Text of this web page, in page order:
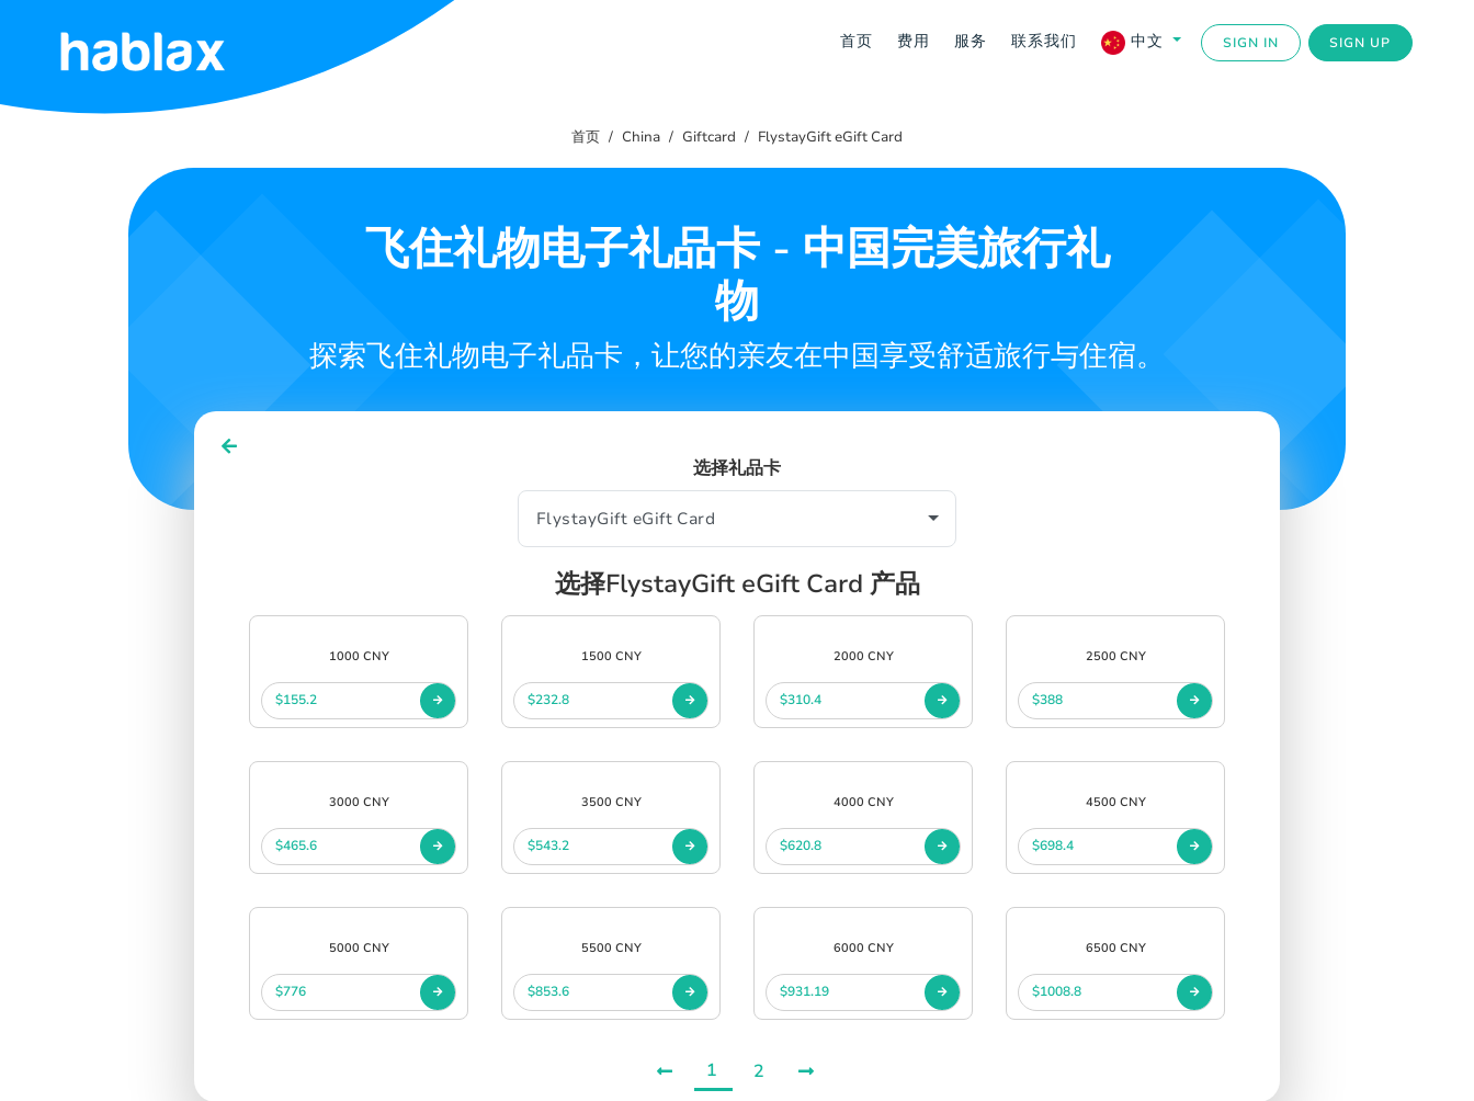
首页 费用 服务 联系我们 中文 SIGN IN SIGN UP
首
首页 China Giftcard FlystayGift eGift Card
飞住礼物电子礼品卡 - 中国完美旅行礼
物
探索飞住礼物电子礼品卡，让您的亲友在中国享受舒适旅行与住宿。
选择礼品卡
选择FlystayGift eGift Card 产品
1000 CNY
$155.2
1500 CNY
$232.8
2000 CNY
$310.4
2500 CNY
$388
3000 CNY
$465.6
3500 CNY
$543.2
4000 CNY
$620.8
4500 CNY
$698.4
5000 CNY
$776
5500 CNY
$853.6
6000 CNY
$931.19
6500 CNY
$1008.8
1 2